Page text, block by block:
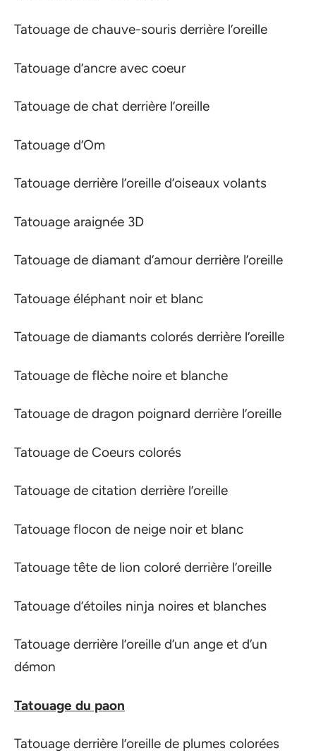
Tatouage de chauve-souris derrière l’oreille
Tatouage d’ancre avec coeur
Tatouage de chat derrière l’oreille
Tatouage d’Om
Tatouage derrière l’oreille d’oiseaux volants
Tatouage araignée 3D
Tatouage de diamant d’amour derrière l’oreille
Tatouage éléphant noir et blanc
Tatouage de diamants colorés derrière l’oreille
Tatouage de flèche noire et blanche
Tatouage de dragon poignard derrière l’oreille
Tatouage de Coeurs colorés
Tatouage de citation derrière l’oreille
Tatouage flocon de neige noir et blanc
Tatouage tête de lion coloré derrière l’oreille
Tatouage d’étoiles ninja noires et blanches
Tatouage derrière l’oreille d’un ange et d’un
démon
Tatouage du paon
Tatouage derrière l’oreille de plumes colorées